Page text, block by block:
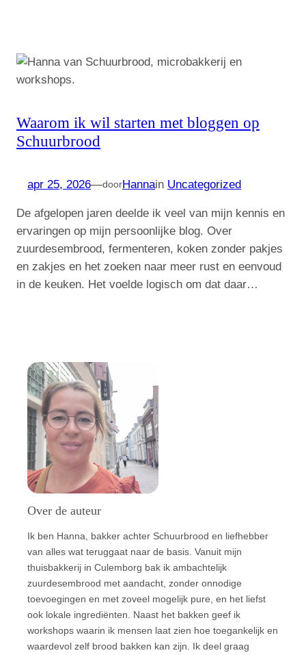
Waarom ik wil starten met bloggen op
Schuurbrood
apr 25, 2026—doorHannain Uncategorized
De afgelopen jaren deelde ik veel van mijn kennis en
ervaringen op mijn persoonlijke blog. Over
zuurdesembrood, fermenteren, koken zonder pakjes
en zakjes en het zoeken naar meer rust en eenvoud
in de keuken. Het voelde logisch om dat daar…
Over de auteur
Ik ben Hanna, bakker achter Schuurbrood en liefhebber
van alles wat teruggaat naar de basis. Vanuit mijn
thuisbakkerij in Culemborg bak ik ambachtelijk
zuurdesembrood met aandacht, zonder onnodige
toevoegingen en met zoveel mogelijk pure, en het liefst
ook lokale ingrediënten. Naast het bakken geef ik
workshops waarin ik mensen laat zien hoe toegankelijk en
waardevol zelf brood bakken kan zijn. Ik deel graag